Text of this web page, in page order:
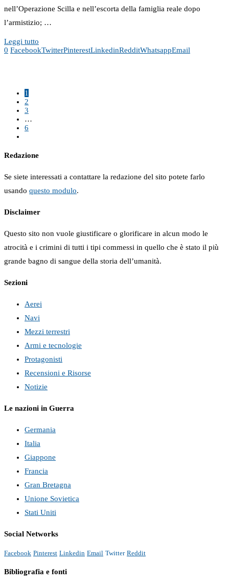
nell’Operazione Scilla e nell’escorta della famiglia reale dopo
l’armistizio; …
Leggi tutto
0 FacebookTwitterPinterestLinkedinRedditWhatsappEmail
1
2
3
…
6
Redazione
Se siete interessati a contattare la redazione del sito potete farlo
usando questo modulo.
Disclaimer
Questo sito non vuole giustificare o glorificare in alcun modo le
atrocità e i crimini di tutti i tipi commessi in quello che è stato il più
grande bagno di sangue della storia dell’umanità.
Sezioni
Aerei
Navi
Mezzi terrestri
Armi e tecnologie
Protagonisti
Recensioni e Risorse
Notizie
Le nazioni in Guerra
Germania
Italia
Giappone
Francia
Gran Bretagna
Unione Sovietica
Stati Uniti
Social Networks
Facebook Pinterest Linkedin Email Twitter Reddit
Bibliografia e fonti